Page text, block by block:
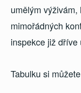
umělým
mimořádných
inspekce již dříve
Tabulku si